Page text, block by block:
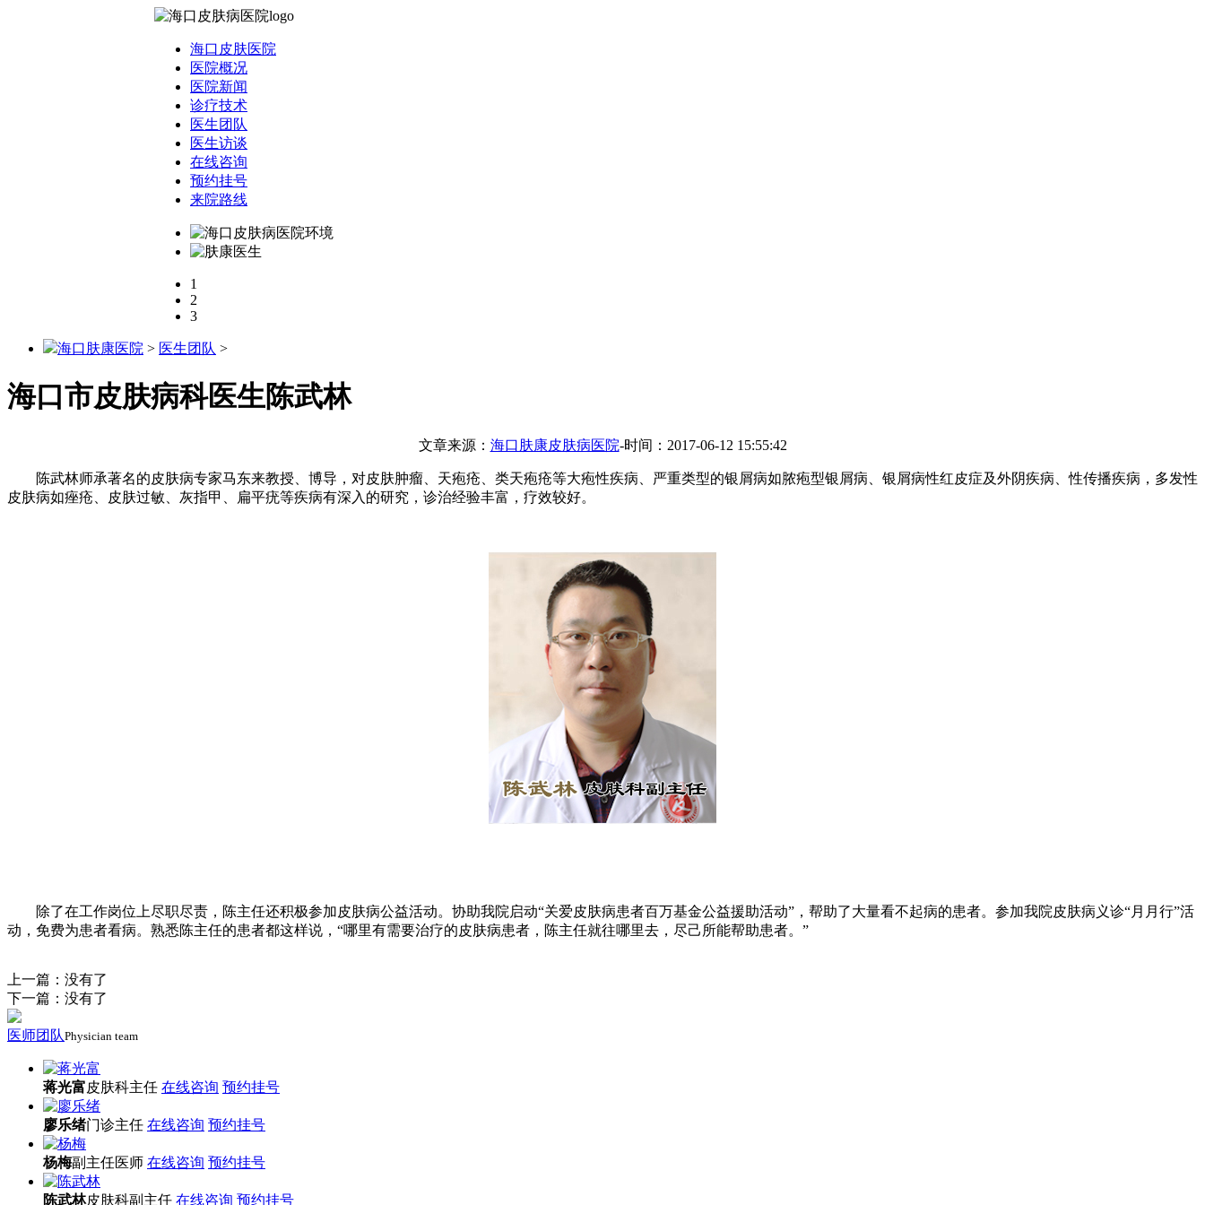
海口皮肤医院
医院概况
医院新闻
诊疗技术
医生团队
医生访谈
在线咨询
预约挂号
来院路线
1
2
3
海口肤康医院 > 医生团队 >
海口市皮肤病科医生陈武林
文章来源： 海口肤康皮肤病医院-时间：2017-06-12 15:55:42
陈武林师承著名的皮肤病专家马东来教授、博导，对皮肤肿瘤、天疱疮、类天疱疮等大疱性疾病、严重类型的银屑病如脓疱型银屑病、银屑病性红皮症及外阴疾病、性传播疾病，多发性
皮肤病如痤疮、皮肤过敏、灰指甲、扁平疣等疾病有深入的研究，诊治经验丰富，疗效较好。
除了在工作岗位上尽职尽责，陈主任还积极参加皮肤病公益活动。协助我院启动“关爱皮肤病患者百万基金公益援助活动”，帮助了大量看不起病的患者。参加我院皮肤病义诊“月月行”活
动，免费为患者看病。熟悉陈主任的患者都这样说，“哪里有需要治疗的皮肤病患者，陈主任就往哪里去，尽己所能帮助患者。”
上一篇：没有了
下一篇：没有了
医师团队Physician team
蒋光富皮肤科主任 在线咨询 预约挂号
廖乐绪门诊主任 在线咨询 预约挂号
杨梅副主任医师 在线咨询 预约挂号
陈武林皮肤科副主任 在线咨询 预约挂号